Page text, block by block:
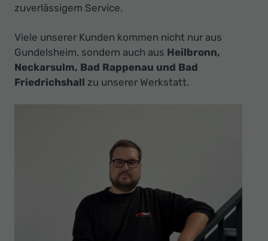
-
Ihr
Innovatives
Autohaus
zuverlässigem Service.
Viele unserer Kunden kommen nicht nur aus
Gundelsheim, sondern auch aus Heilbronn,
Neckarsulm, Bad Rappenau und Bad
Friedrichshall zu unserer Werkstatt.